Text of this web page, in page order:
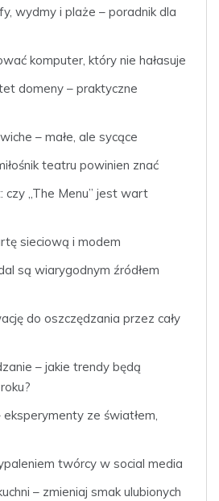
wydmy i plaże – poradnik dla
komputer, który nie hałasuje
domeny – praktyczne
– małe, ale sycące
teatru powinien znać
„The Menu” jest wart
sieciową i modem
są wiarygodnym źródłem
do oszczędzania przez cały
– jakie trendy będą
ze światłem,
twórcy w social media
– zmieniaj smak ulubionych